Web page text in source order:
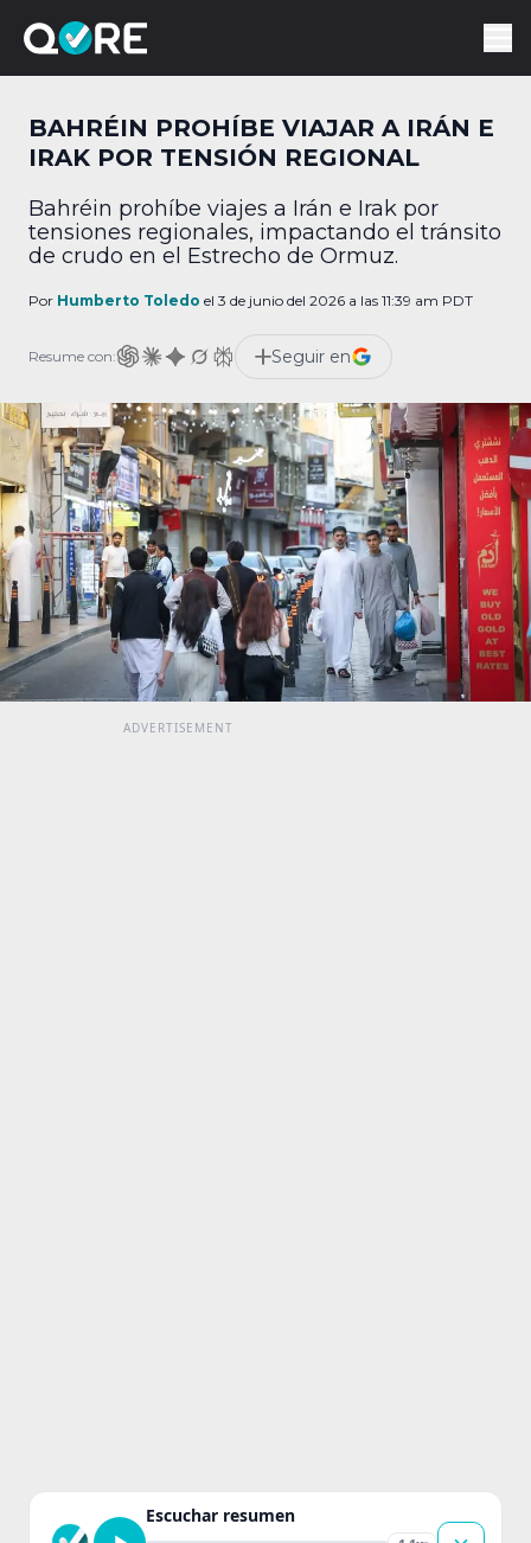
BAHRÉIN PROHÍBE VIAJAR A IRÁN E
IRAK POR TENSIÓN REGIONAL
Bahréin prohíbe viajes a Irán e Irak por
tensiones regionales, impactando el tránsito
de crudo en el Estrecho de Ormuz.
Por Humberto Toledo el 3 de junio del 2026 a las 11:39 am PDT
Resume con: Seguir en
Escuchar resumen